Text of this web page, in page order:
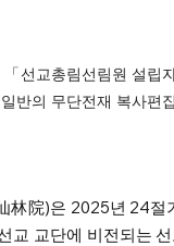
교총림선림원 설립
반의 무단전재 복사편
院)은 2025년 24절
교 교단에 비전되는